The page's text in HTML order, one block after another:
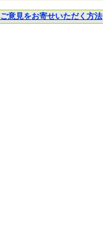
ご意見をお寄せいただく方法